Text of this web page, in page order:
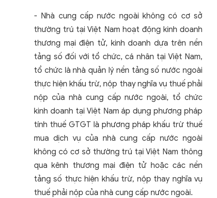
- Nhà cung cấp nước ngoài không có cơ sở
thường trú tại Việt Nam hoạt động kinh doanh
thương mại điện tử, kinh doanh dựa trên nền
tảng số đối với tổ chức, cá nhân tại Việt Nam,
tổ chức là nhà quản lý nền tảng số nước ngoài
thực hiện khấu trừ, nộp thay nghĩa vụ thuế phải
nộp của nhà cung cấp nước ngoài, tổ chức
kinh doanh tại Việt Nam áp dụng phương pháp
tính thuế GTGT là phương pháp khấu trừ thuế
mua dịch vụ của nhà cung cấp nước ngoài
không có cơ sở thường trú tại Việt Nam thông
qua kênh thương mại điện tử hoặc các nền
tảng số thực hiện khấu trừ, nộp thay nghĩa vụ
thuế phải nộp của nhà cung cấp nước ngoài.